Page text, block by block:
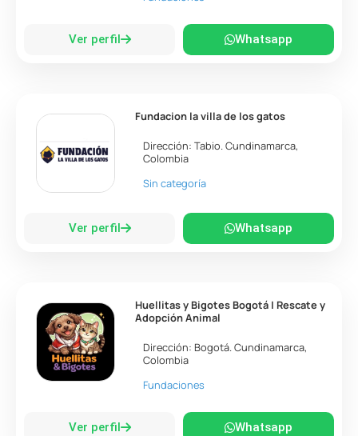
Ver perfil Whatsapp
Fundacion la villa de los gatos
Dirección:Tabio.Cundinamarca,
Colombia
Sin categoría
Ver perfil Whatsapp
Huellitas y Bigotes Bogotá | Rescate y
Adopción Animal
Dirección: Bogotá.Cundinamarca,
Colombia
Fundaciones
Ver perfil Whatsapp